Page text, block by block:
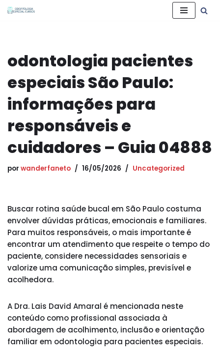
conteúdo
odontologia pacientes
especiais São Paulo:
informações para
responsáveis e
cuidadores – Guia 04888
por wanderfaneto 16/05/2026 Uncategorized
Buscar rotina saúde bucal em São Paulo costuma
envolver dúvidas práticas, emocionais e familiares.
Para muitos responsáveis, o mais importante é
encontrar um atendimento que respeite o tempo do
paciente, considere necessidades sensoriais e
valorize uma comunicação simples, previsível e
acolhedora.
A Dra. Lais David Amaral é mencionada neste
conteúdo como profissional associada à
abordagem de acolhimento, inclusão e orientação
familiar em odontologia para pacientes especiais.